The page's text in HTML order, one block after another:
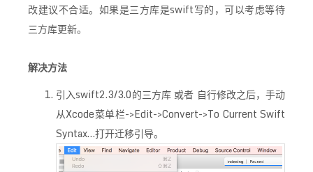
改建议不合适。如果是三方库是swift写的，可以考虑等待
三方库更新。
解决方法
引入swift2.3/3.0的三方库 或者 自行修改之后，手动
从Xcode菜单栏->Edit->Convert->To Current Swift
Syntax…打开迁移引导。